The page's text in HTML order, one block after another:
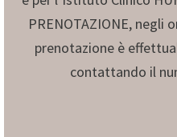
PRENOTAZIONE,
prenotazione è
contattando il